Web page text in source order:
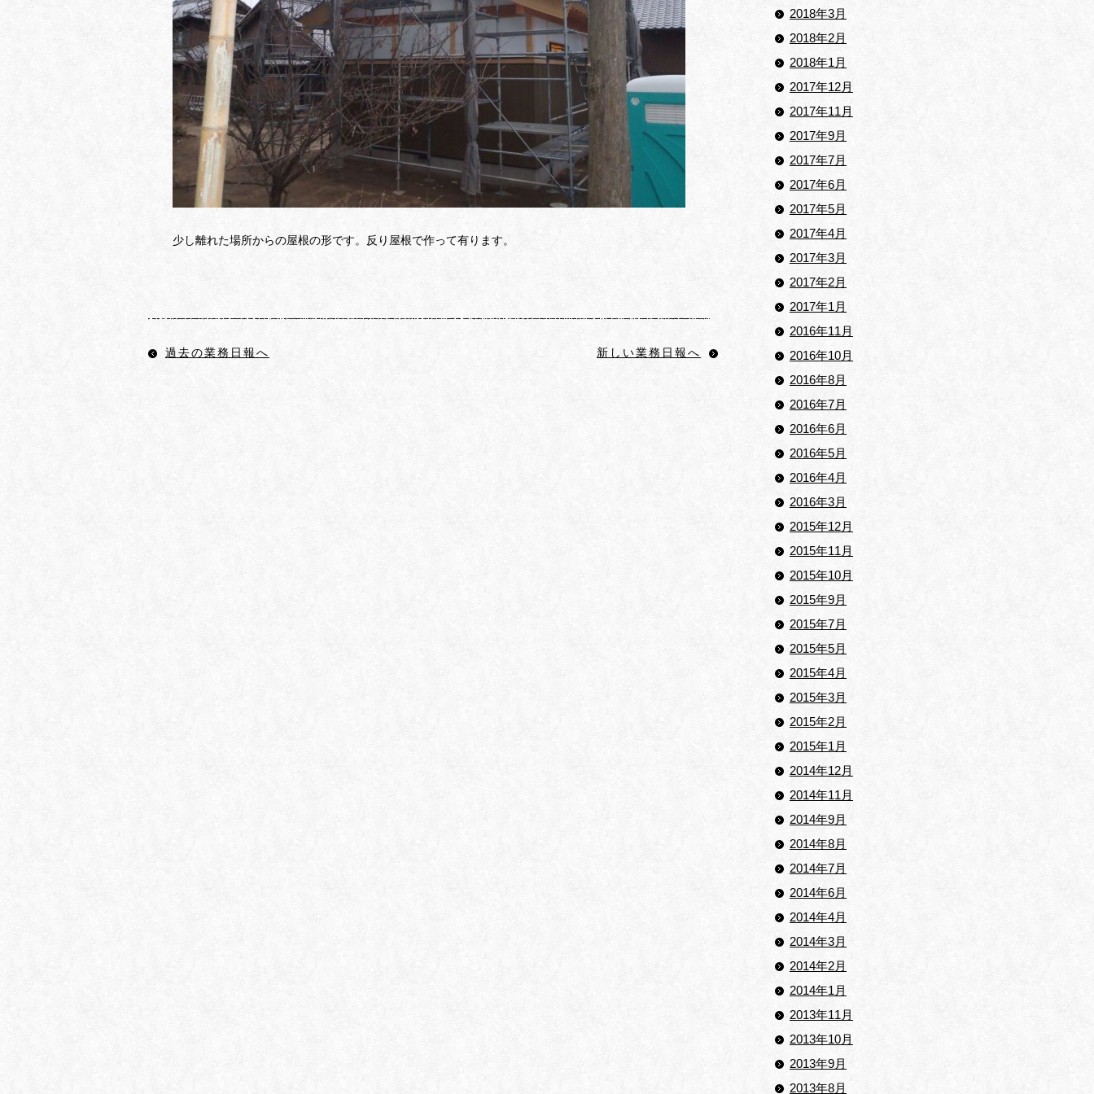
少し離れた場所からの屋根の形です。反り屋根で作って有ります。
過去の業務日報へ 新しい業務日報へ
2018年3月
2018年2月
2018年1月
2017年12月
2017年11月
2017年9月
2017年7月
2017年6月
2017年5月
2017年4月
2017年3月
2017年2月
2017年1月
2016年11月
2016年10月
2016年8月
2016年7月
2016年6月
2016年5月
2016年4月
2016年3月
2015年12月
2015年11月
2015年10月
2015年9月
2015年7月
2015年5月
2015年4月
2015年3月
2015年2月
2015年1月
2014年12月
2014年11月
2014年9月
2014年8月
2014年7月
2014年6月
2014年4月
2014年3月
2014年2月
2014年1月
2013年11月
2013年10月
2013年9月
2013年8月